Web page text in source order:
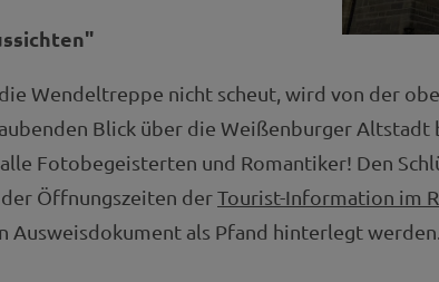
Wendeltreppe nicht scheut, wird von der
Blick über die Weißenburger Altstadt
Fotobegeisterten und Romantiker! Den
Öffnungszeiten derTourist-Information im
Ausweisdokument als Pfand hinterlegt